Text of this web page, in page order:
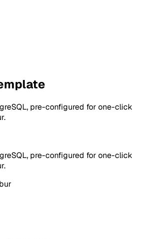
pre-configured for one-click
pre-configured for one-click